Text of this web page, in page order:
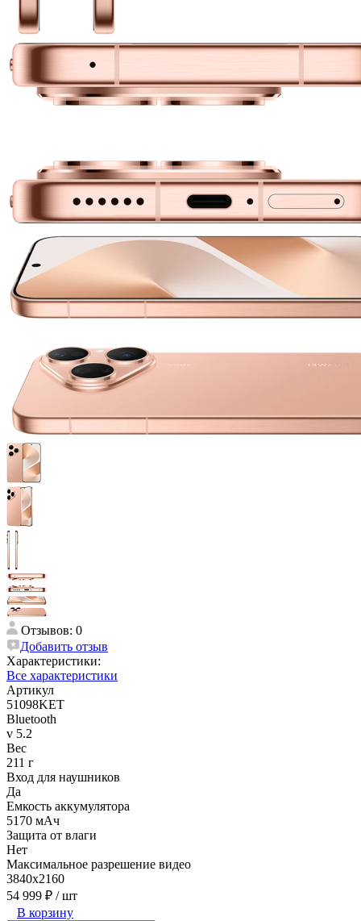
Отзывов: 0
Добавить отзыв
Характеристики:
Все характеристики
Артикул
51098KET
Bluetooth
v 5.2
Вес
211 г
Вход для наушников
Да
Емкость аккумулятора
5170 мAч
Защита от влаги
Нет
Максимальное разрешение видео
3840x2160
54 999 ₽ / шт
В корзину